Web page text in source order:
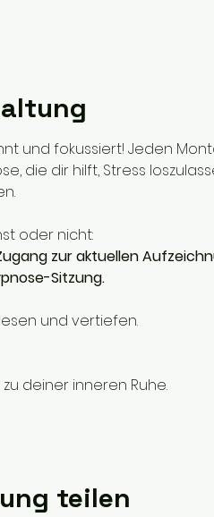
und fokussiert! Jeden
die dir hilft, Stress
oder nicht:
zur aktuellen
Sitzung.
und vertiefen.
deiner inneren Ruhe.
teilen